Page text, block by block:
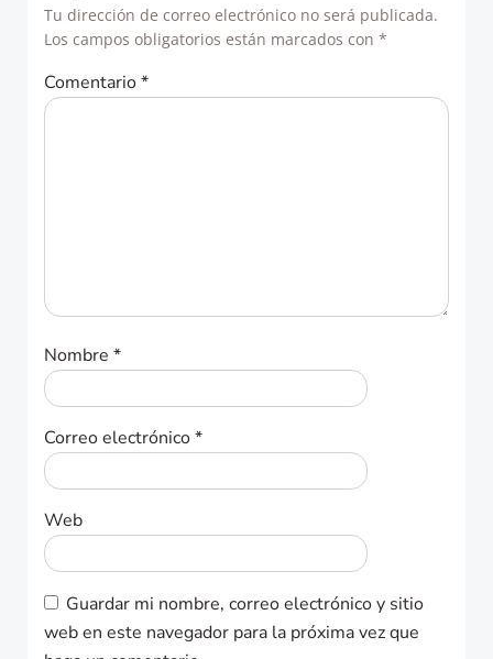
Tu dirección de correo electrónico no será publicada.
Los campos obligatorios están marcados con *
Comentario*
Nombre *
Correo electrónico*
Web
Guardar mi nombre, correo electrónico y sitio
web en este navegador para la próxima vez que